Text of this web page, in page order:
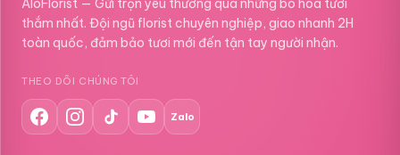
AloFlorist — Gửi trọn yêu thương qua những bó hoa tươi
thắm nhất. Đội ngũ florist chuyên nghiệp, giao nhanh 2H
toàn quốc, đảm bảo tươi mới đến tận tay người nhận.
THEO DÕI CHÚNG TÔI
Zalo